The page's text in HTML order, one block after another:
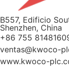
B557, Edificio
Shenzhen, China
+86 755
ventas@kwoco-
www.kwoco-